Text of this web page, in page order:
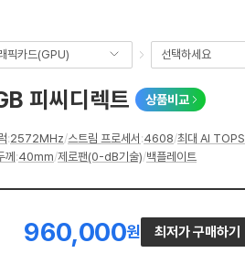
픽카드(GPU) 선택하세요
피씨디렉트 상품비교
:2572MHz/스트림 프로세서 :4608/최대 AI TOPS
께 :40mm/제로팬(0-dB기술)/백플레이트
960,000원 최저가 구매하기